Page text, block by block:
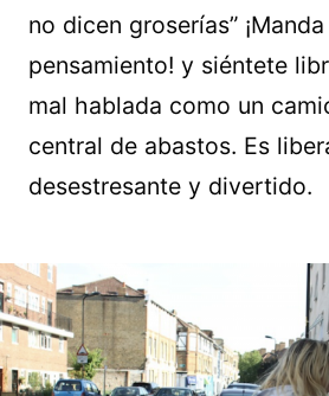
no dicen groserías”
pensamiento! y siéntete
mal hablada como un
central de abastos. Es
desestresante y divertido.